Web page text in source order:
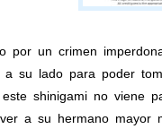
por un crimen
a su lado para poder
shinigami no viene
a su hermano mayor